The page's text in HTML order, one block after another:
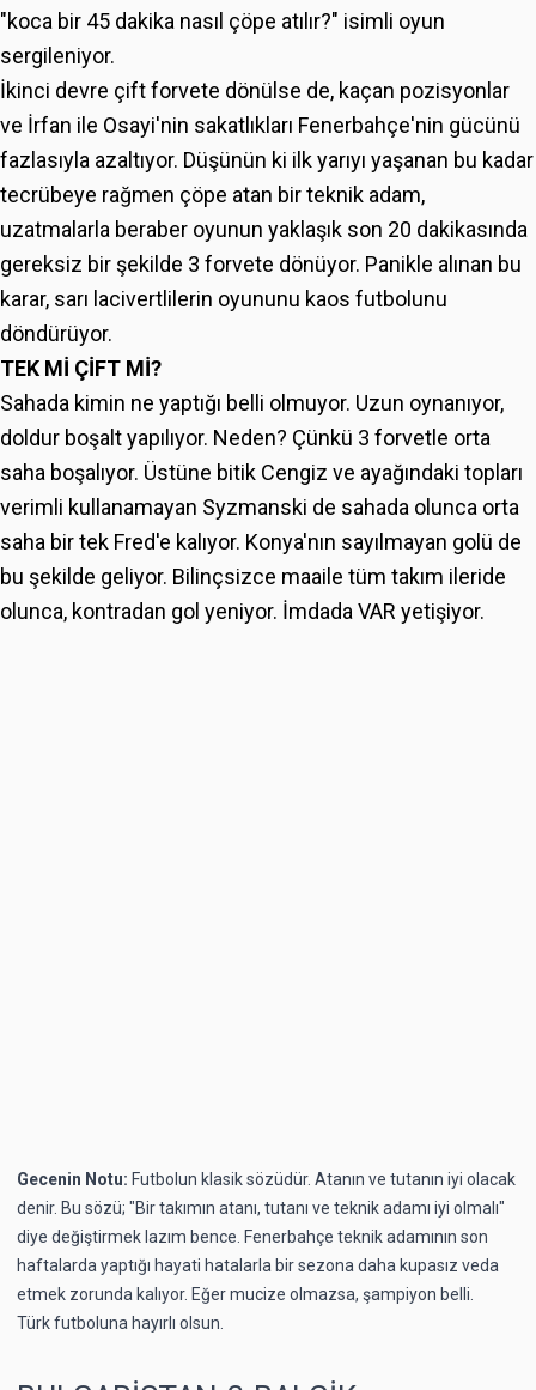
"koca bir 45 dakika nasıl çöpe atılır?" isimli oyun
sergileniyor.
İkinci devre çift forvete dönülse de, kaçan pozisyonlar
ve İrfan ile Osayi'nin sakatlıkları Fenerbahçe'nin gücünü
fazlasıyla azaltıyor. Düşünün ki ilk yarıyı yaşanan bu kadar
tecrübeye rağmen çöpe atan bir teknik adam,
uzatmalarla beraber oyunun yaklaşık son 20 dakikasında
gereksiz bir şekilde 3 forvete dönüyor. Panikle alınan bu
karar, sarı lacivertlilerin oyununu kaos futbolunu
döndürüyor.
TEK Mİ ÇİFT Mİ?
Sahada kimin ne yaptığı belli olmuyor. Uzun oynanıyor,
doldur boşalt yapılıyor. Neden? Çünkü 3 forvetle orta
saha boşalıyor. Üstüne bitik Cengiz ve ayağındaki topları
verimli kullanamayan Syzmanski de sahada olunca orta
saha bir tek Fred'e kalıyor. Konya'nın sayılmayan golü de
bu şekilde geliyor. Bilinçsizce maaile tüm takım ileride
olunca, kontradan gol yeniyor. İmdada VAR yetişiyor.
Gecenin Notu: Futbolun klasik sözüdür. Atanın ve tutanın iyi olacak
denir. Bu sözü; "Bir takımın atanı, tutanı ve teknik adamı iyi olmalı"
diye değiştirmek lazım bence. Fenerbahçe teknik adamının son
haftalarda yaptığı hayati hatalarla bir sezona daha kupasız veda
etmek zorunda kalıyor. Eğer mucize olmazsa, şampiyon belli.
Türk futboluna hayırlı olsun.